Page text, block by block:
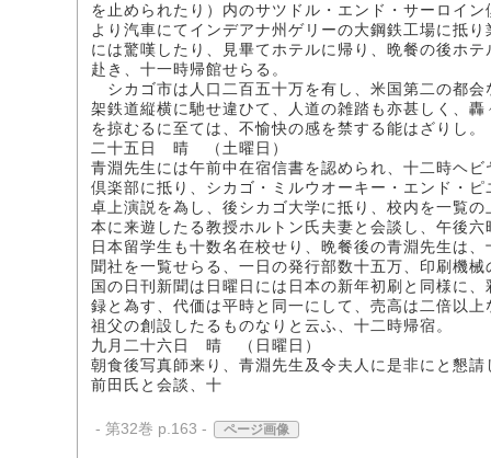
を止められたり）内のサツドル・エンド・サーロイ
より汽車にてインデアナ州ゲリーの大鋼鉄工場に抵
には驚嘆したり、見畢てホテルに帰り、晩餐の後ホ
赴き、十一時帰館せらる。
シカゴ市は人口二百五十万を有し、米国第二の都
架鉄道縦横に馳せ違ひて、人道の雑踏も亦甚しく、
を掠むるに至ては、不愉快の感を禁する能はざりし。
二十五日 晴 （土曜日）
青淵先生には午前中在宿信書を認められ、十二時ヘ
倶楽部に抵り、シカゴ・ミルウオーキー・エンド・
卓上演説を為し、後シカゴ大学に抵り、校内を一覧
本に来遊したる教授ホルトン氏夫妻と会談し、午後
日本留学生も十数名在校せり、晩餐後の青淵先生は
聞社を一覧せらる、一日の発行部数十五万、印刷機
国の日刊新聞は日曜日には日本の新年初刷と同様に
録と為す、代価は平時と同一にして、売高は二倍以
祖父の創設したるものなりと云ふ、十二時帰宿。
九月二十六日 晴 （日曜日）
朝食後写真師来り、青淵先生及令夫人に是非にと懇
前田氏と会談、十
- 第32巻 p.163 - ページ画像